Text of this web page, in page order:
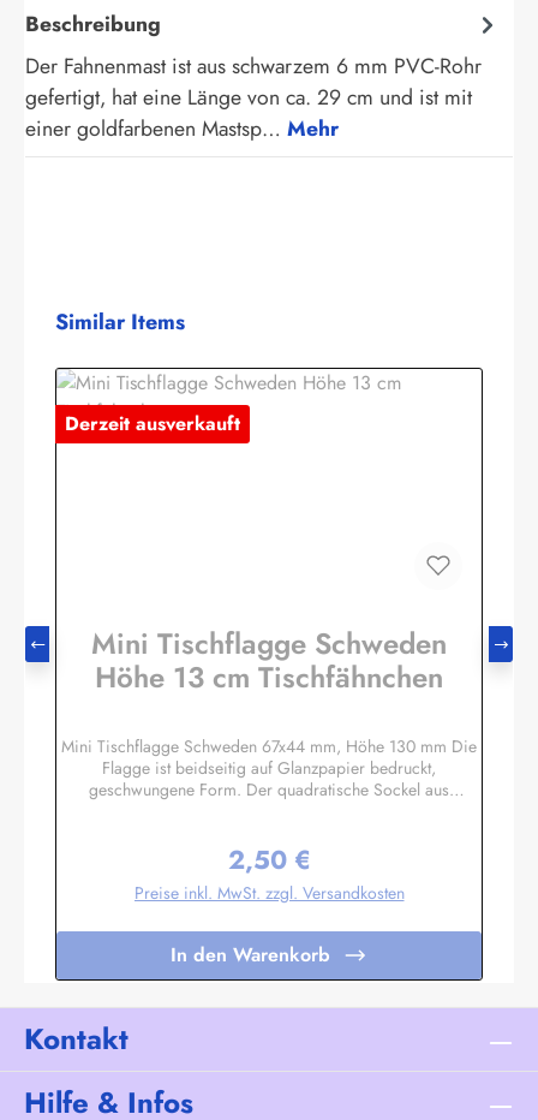
Beschreibung
Der Fahnenmast ist aus schwarzem 6 mm PVC-Rohr
gefertigt, hat eine Länge von ca. 29 cm und ist mit
einer goldfarbenen Mastsp… Mehr
Produktgalerie überspringen
Similar Items
Derzeit ausverkauft
Mini Tischflagge Schweden
Höhe 13 cm Tischfähnchen
Mini Tischflagge Schweden 67x44 mm, Höhe 130 mm Die
Flagge ist beidseitig auf Glanzpapier bedruckt,
geschwungene Form. Der quadratische Sockel aus
wird. Auf den 4 schrägen Flächen können Sie bei Bedarf
kleine Schildchen anbringen. Somit eignet sich diese
Tischflagge auch hervorragend als Werbegeschenk oder
lieferbar. Unser Standardprogramm umfasst alle Nationen,
deutsche und österreichische Bundesländer, Regionen und
Sondermotive wie Regenbogen, Pirat
etc.Sonderanfertigungen nach Ihren Vorgaben sind bereits
in Kleinstauflagen ab 20 Stück pro Motiv möglich,
Regulärer Preis:
2,50 €
Preise inkl. MwSt. zzgl. Versandkosten
In den Warenkorb
Kontakt
Hilfe & Infos